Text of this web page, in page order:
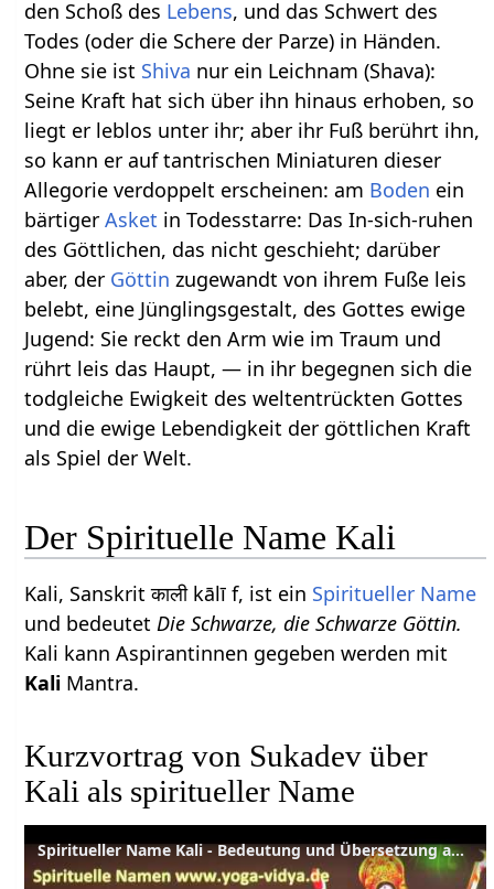
den Schoß des Lebens, und das Schwert des
Todes (oder die Schere der Parze) in Händen.
Ohne sie ist Shiva nur ein Leichnam (Shava):
Seine Kraft hat sich über ihn hinaus erhoben, so
liegt er leblos unter ihr; aber ihr Fuß berührt ihn,
so kann er auf tantrischen Miniaturen dieser
Allegorie verdoppelt erscheinen: am Boden ein
bärtigerAsket in Todesstarre: Das In-sich-ruhen
des Göttlichen, das nicht geschieht; darüber
aber, der Göttin zugewandt von ihrem Fuße leis
belebt, eine Jünglingsgestalt, des Gottes ewige
Jugend: Sie reckt den Arm wie im Traum und
rührt leis das Haupt, — in ihr begegnen sich die
todgleiche Ewigkeit des weltentrückten Gottes
und die ewige Lebendigkeit der göttlichen Kraft
als Spiel der Welt.
Der Spirituelle Name Kali
Kali, Sanskrit काली kālī f, ist ein Spiritueller Name
und bedeutetDie Schwarze, die Schwarze Göttin.
Kali kann Aspirantinnen gegeben werden mit
Kali Mantra.
Kurzvortrag von Sukadev über
Kali als spiritueller Name
Spiritueller Name Kali - Bedeutung und Übersetzung aus dem Sanskrit